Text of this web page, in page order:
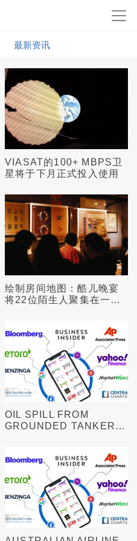
最新资讯
VIASAT的100+ MBPS卫
星将于下月正式投入使用
绘制房间地图：酷儿晚宴
将22位陌生人聚集在一
OIL SPILL FROM
GROUNDED TANKER
IMAGES SHOW